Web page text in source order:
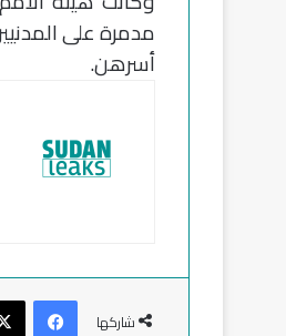
مدمرة على
أسرهن.
شاركها
فيسبوك